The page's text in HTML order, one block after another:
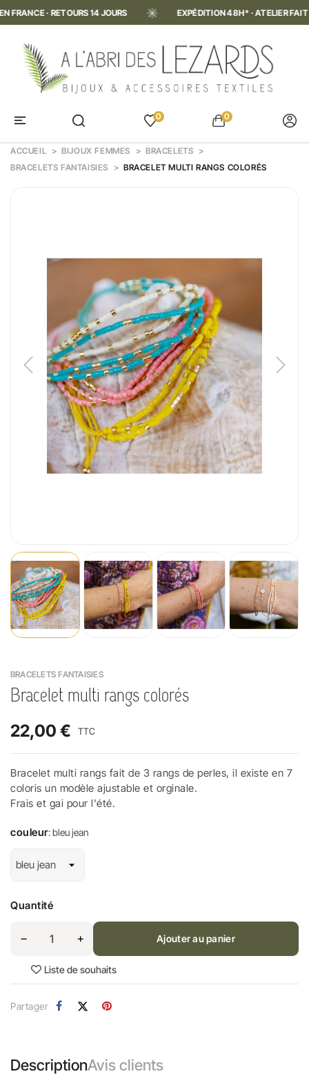
· RETOURS 14 JOURS EXPÉDITION 48H* · ATELIER FAIT MAIN
0 0
ACCUEIL BIJOUX FEMMES
BRACELETS
BRACELETS FANTAISIES
BRACELET MULTI RANGS COLORÉS
BRACELETS FANTAISIES
Bracelet multi rangs colorés
22,00 € TTC
Bracelet multi rangs fait de 3 rangs de perles, il existe en 7
coloris un modèle ajustable et orginale.
Frais et gai pour l'été.
couleur: bleu jean
Quantité
Ajouter au panier
Liste de souhaits
Partager
DescriptionAvis clients